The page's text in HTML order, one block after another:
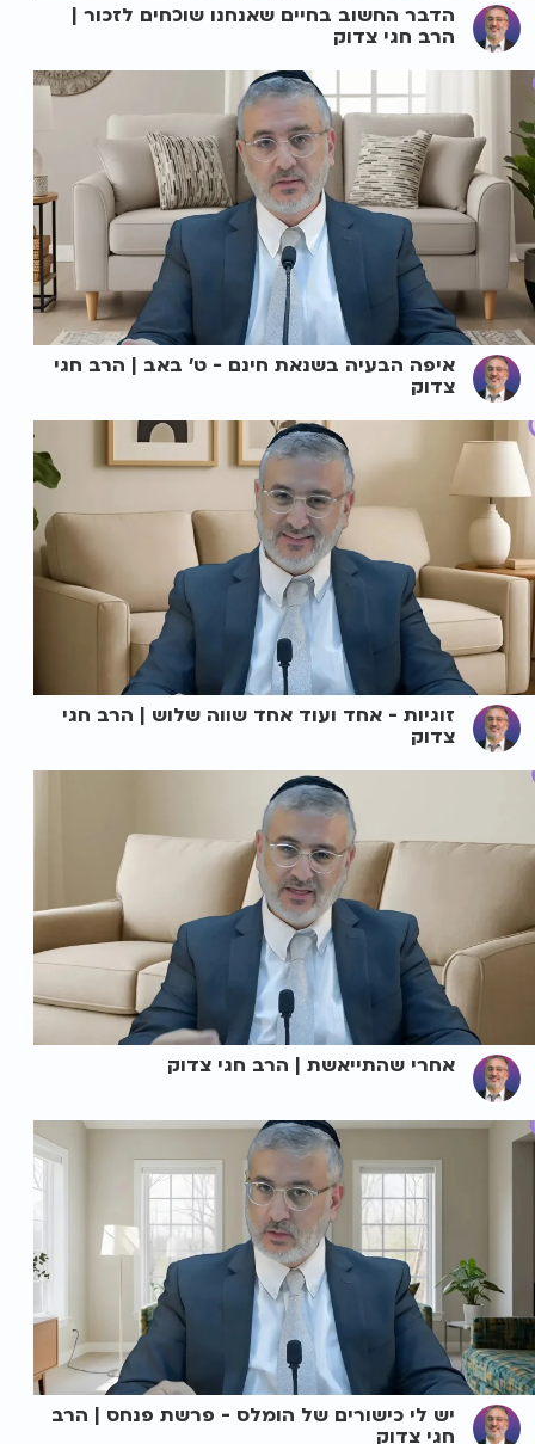
הדבר החשוב בחיים שאנחנו שוכחים לזכור |
הרב חגי צדוק
איפה הבעיה בשנאת חינם - ט' באב | הרב חגי
צדוק
זוגיות - אחד ועוד אחד שווה שלוש | הרב חגי
צדוק
אחרי שהתייאשת | הרב חגי צדוק
יש לי כישורים של הומלס - פרשת פנחס | הרב
חגי צדוק